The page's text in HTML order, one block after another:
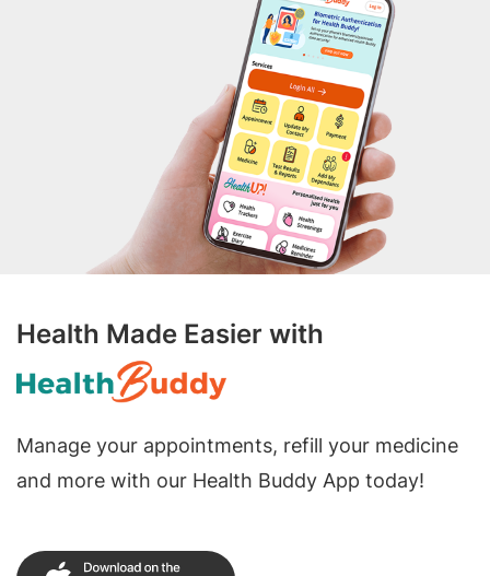
Health Made Easier with
Manage your appointments, refill your medicine
and more with our Health Buddy App today!